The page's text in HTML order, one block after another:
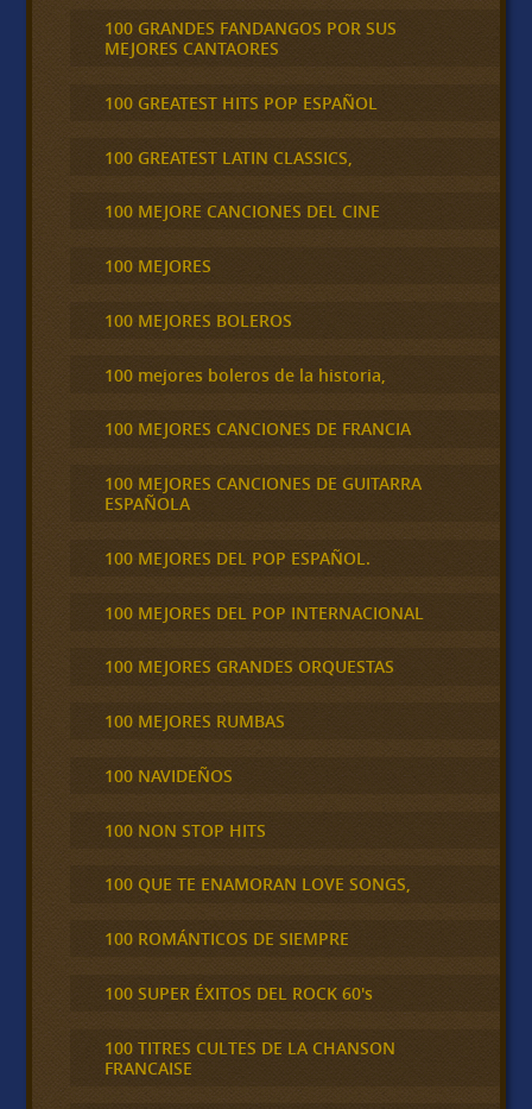
100 GRANDES FANDANGOS POR SUS
MEJORES CANTAORES
100 GREATEST HITS POP ESPAÑOL
100 GREATEST LATIN CLASSICS,
100 MEJORE CANCIONES DEL CINE
100 MEJORES
100 MEJORES BOLEROS
100 mejores boleros de la historia,
100 MEJORES CANCIONES DE FRANCIA
100 MEJORES CANCIONES DE GUITARRA
ESPAÑOLA
100 MEJORES DEL POP ESPAÑOL.
100 MEJORES DEL POP INTERNACIONAL
100 MEJORES GRANDES ORQUESTAS
100 MEJORES RUMBAS
100 NAVIDEÑOS
100 NON STOP HITS
100 QUE TE ENAMORAN LOVE SONGS,
100 ROMÁNTICOS DE SIEMPRE
100 SUPER ÉXITOS DEL ROCK 60's
100 TITRES CULTES DE LA CHANSON
FRANCAISE